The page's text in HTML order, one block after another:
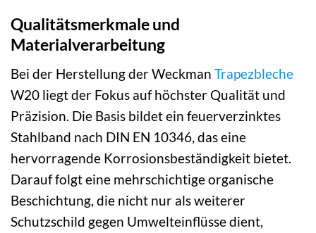
Qualitätsmerkmale und
Materialverarbeitung
Bei der Herstellung der Weckman Trapezbleche
W20 liegt der Fokus auf höchster Qualität und
Präzision. Die Basis bildet ein feuerverzinktes
Stahlband nach DIN EN 10346, das eine
hervorragende Korrosionsbeständigkeit bietet.
Darauf folgt eine mehrschichtige organische
Beschichtung, die nicht nur als weiterer
Schutzschild gegen Umwelteinflüsse dient,